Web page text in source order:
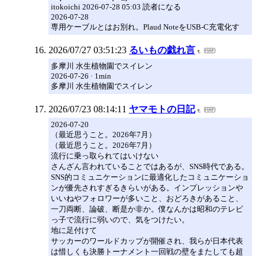
itokoichi 2026-07-28 05:03 読者になる
2026-07-28
専用ケーブルとはお別れ。Plaud NoteをUSB-C充電化す
2026/07/27 03:51:23 るいもの戯れ言
多摩川 水生植物園でスイレン
2026-07-26 · 1min
多摩川 水生植物園でスイレン
2026/07/23 08:14:11 ヤマモトの日記
2026-07-20
（最近思うこと。2026年7月）
（最近思うこと。2026年7月）
流行に乗っ取られてはいけない
さんざん言われていることではあるが、SNS時代である。
SNS的コミュニケーションに最適化したコミュニケーショ
ンが優先されすぎるきらいがある。インプレッションや
いいねやフォロワーが多いこと、おどろきがあること、
一刀両断、論破、断是か非か。僕なんかは昭和のテレビ
っ子で流行に弱いので、気をつけたい。
地に足付けて
サッカーのワールドカップが開催され、我らが日本代表
は惜しくも決勝トーナメント一回戦の壁をまたしても超